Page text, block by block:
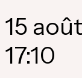
15
17:10